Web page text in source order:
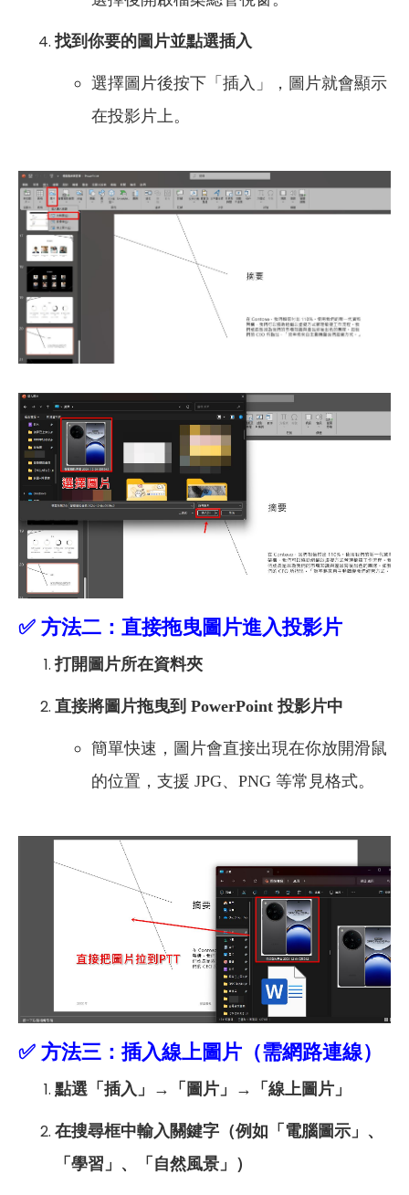
找到你要的圖片並點選插入
選擇圖片後按下「插入」，圖片就會顯示
在投影片上。
✅ 方法二：直接拖曳圖片進入投影片
打開圖片所在資料夾
直接將圖片拖曳到 PowerPoint 投影片中
簡單快速，圖片會直接出現在你放開滑鼠
的位置，支援 JPG、PNG 等常見格式。
✅ 方法三：插入線上圖片（需網路連線）
點選「插入」→「圖片」→「線上圖片」
在搜尋框中輸入關鍵字（例如「電腦圖示」、
「學習」、「自然風景」）